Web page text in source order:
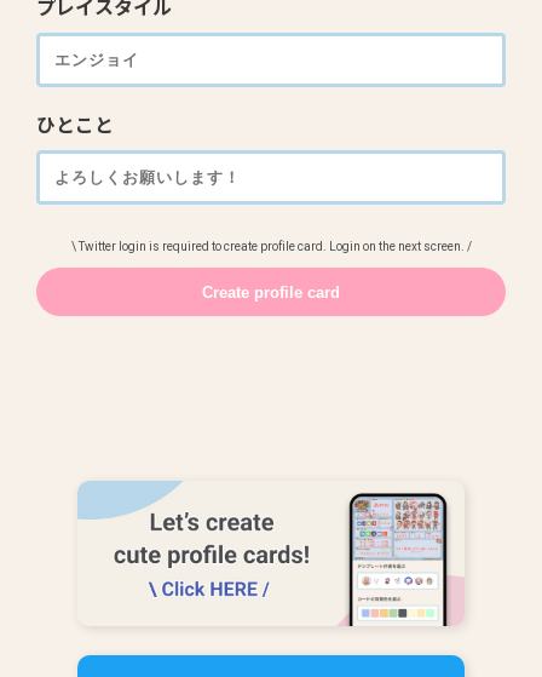
プレイスタイル
ひとこと
\ Twitter login is required to create profile card. Login on the next screen. /